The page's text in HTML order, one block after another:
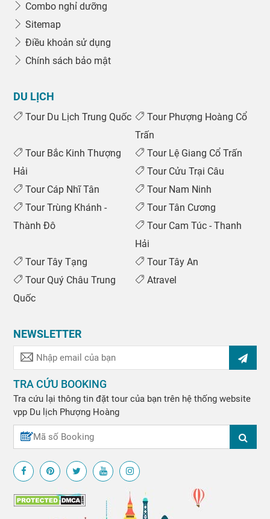
Combo nghỉ dưỡng
Sitemap
Điều khoản sử dụng
Chính sách bảo mật
DU LỊCH
Tour Du Lịch Trung Quốc
Tour Phượng Hoàng Cổ
Trấn
Tour Bắc Kinh Thượng
Hải
Tour Lệ Giang Cổ Trấn
Tour Cửu Trại Câu
Tour Cáp Nhĩ Tân
Tour Nam Ninh
Tour Trùng Khánh -
Thành Đô
Tour Tân Cương
Tour Cam Túc - Thanh
Hải
Tour Tây Tạng
Tour Tây An
Tour Quý Châu Trung
Quốc
Atravel
NEWSLETTER
TRA CỨU BOOKING
Tra cứu lại thông tin đặt tour của bạn trên hệ thống website
vpp Du lịch Phượng Hoàng